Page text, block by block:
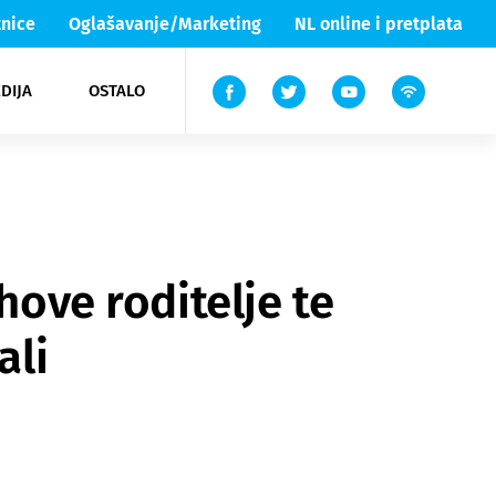
Oglašavanje/Marketing NL online i pretplata
OSTALO
Lika & Senj
TV
roditelje te